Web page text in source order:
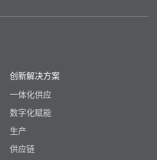
创新解决方案
一体化供应
数字化赋能
生产
供应链